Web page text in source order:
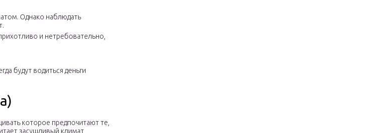
Однако наблюдать
и нетребовательно,
будут водиться деньги
которое предпочитают те,
засушливый климат